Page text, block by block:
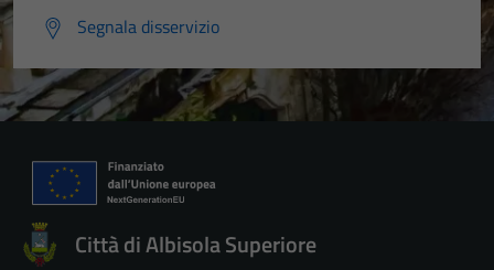
Segnala disservizio
Città di Albisola Superiore